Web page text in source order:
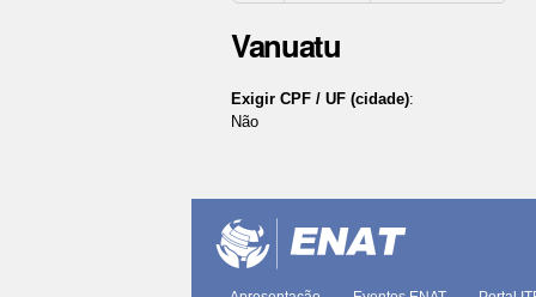
Vanuatu
Exigir CPF / UF (cidade):
Não
documento